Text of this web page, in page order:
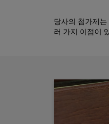
당사의 첨가제
러 가지 이점이